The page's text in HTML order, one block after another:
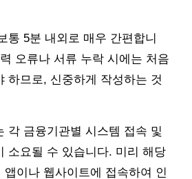
통 5분 내외로 매우 간편합니
오류나 서류 누락 시에는 처음
하므로, 신중하게 작성하는 것
각 금융기관별 시스템 접속 및
소요될 수 있습니다. 미리 해당
앱이나 웹사이트에 접속하여 인